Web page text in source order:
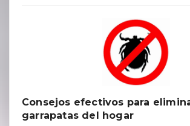
Consejos efectivos para
garrapatas del hogar